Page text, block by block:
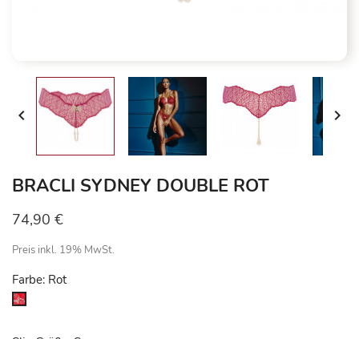
 
BRACLI SYDNEY DOUBLE ROT
74,90 €
Preis inkl. 19% MwSt.
Farbe: Rot
Rot